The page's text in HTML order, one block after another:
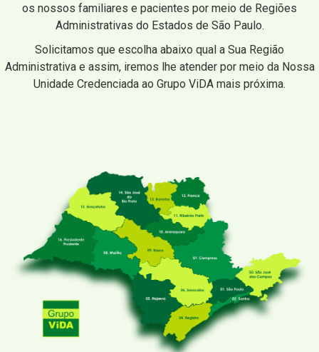
os nossos familiares e pacientes por meio de Regiões
Administrativas do Estados de São Paulo.
Solicitamos que escolha abaixo qual a Sua Região
Administrativa e assim, iremos lhe atender por meio da Nossa
Unidade Credenciada ao Grupo ViDA mais próxima.